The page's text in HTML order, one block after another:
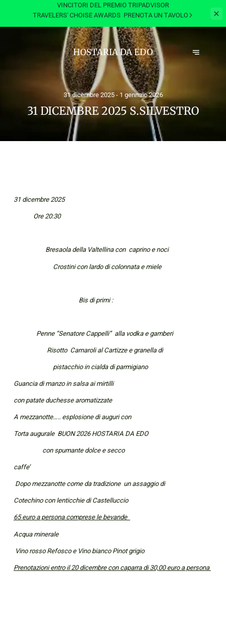
VINCITORI DEL PREMIO TRIPADVISOR
TRAVELERS' CHOISE AWARDS PRENOTA UN TAVOLO
HOSTARIA DA EDO
31 dicembre 2025 - 1 gennaio 2026
31 DICEMBRE 2025 S.SILVESTRO
31 dicembre 2025
Ore 20:30
Bresaola della Valtellina con caprino e noci
Crostini con lardo di colonnata e miele
Bis di primi :
Penne “Senatore Cappelli” alla vodka e gamberi
Risotto Carnaroli al Cartizze e granella di
pistacchio in cialda di parmigiano
Guancia di manzo in salsa ai mirtilli
con patate duchesse aromatizzate
A mezzanotte….. esplosione di auguri con
Torta augurale BUON 2026 HOSTARIA DA EDO
con spumante dolce e secco
caffe’
Dopo mezzanotte come da tradizione un assaggio di
Cotechino con lenticchie di Castelluccio
65 euro a persona comprese le bevande
Acqua minerale
Vino rosso Refosco e Vino bianco Pinot grigio
Prenotazioni entro il 20 dicembre con caparra di 30,00 euro a persona